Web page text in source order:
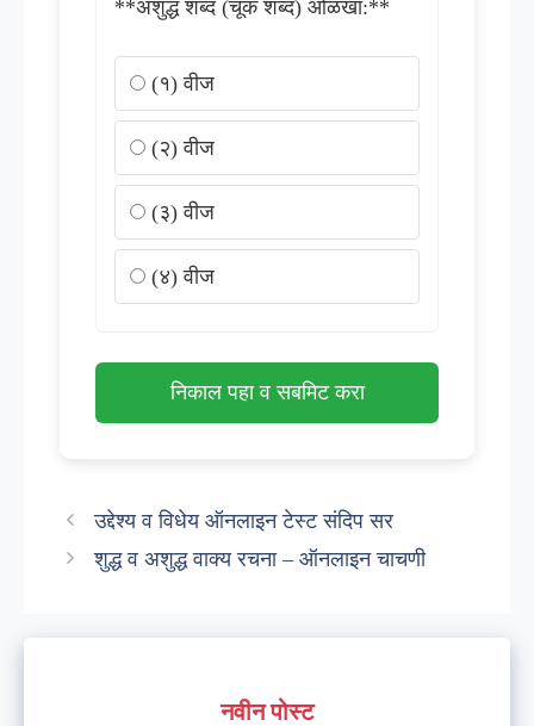
**अशुद्ध शब्द (चूक शब्द) ओळखा:**
(१) वीज
(२) वीज
(३) वीज
(४) वीज
निकाल पहा व सबमिट करा
उद्देश्य व विधेय ऑनलाइन टेस्ट संदिप सर
शुद्ध व अशुद्ध वाक्य रचना – ऑनलाइन चाचणी
नवीन पोस्ट